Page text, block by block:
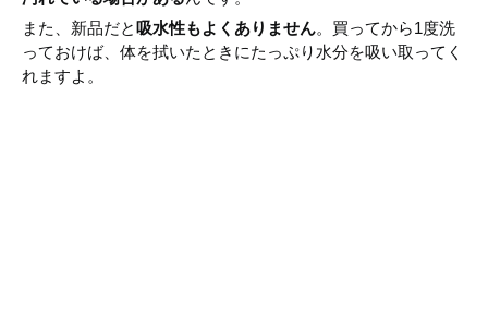
また、新品だと 吸水性もよくありません。買ってから1度洗
っておけば、体を拭いたときにたっぷり水分を吸い取ってく
れますよ。